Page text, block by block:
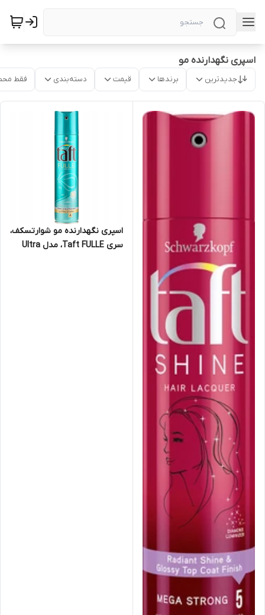
اسپری نگهدارنده مو
جدیدترین برندها قیمت دسته‌بندی فقط
اسپری نگهدارنده مو شوارتسکف،
سری Taft FULLE، مدل Ultra